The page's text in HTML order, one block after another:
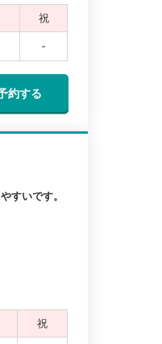
祝
-
約する
すいです。
祝